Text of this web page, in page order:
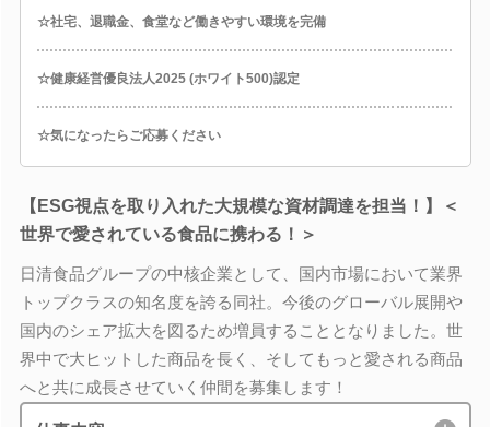
☆社宅、退職金、食堂など働きやすい環境を完備
☆健康経営優良法人2025 (ホワイト500)認定
☆気になったらご応募ください
【ESG視点を取り入れた大規模な資材調達を担当！】＜
世界で愛されている食品に携わる！＞
日清食品グループの中核企業として、国内市場において業界
トップクラスの知名度を誇る同社。今後のグローバル展開や
国内のシェア拡大を図るため増員することとなりました。世
界中で大ヒットした商品を長く、そしてもっと愛される商品
へと共に成長させていく仲間を募集します！